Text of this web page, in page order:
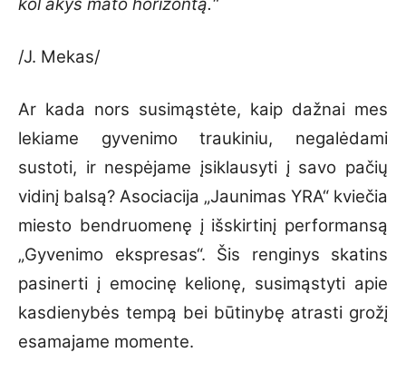
/J. Mekas/
Ar kada nors susimąstėte, kaip dažnai mes
lekiame gyvenimo traukiniu, negalėdami
sustoti, ir nespėjame įsiklausyti į savo pačių
vidinį balsą? Asociacija „Jaunimas YRA“ kviečia
miesto bendruomenę į išskirtinį performansą
„Gyvenimo ekspresas“. Šis renginys skatins
pasinerti į emocinę kelionę, susimąstyti apie
kasdienybės tempą bei būtinybę atrasti grožį
esamajame momente.